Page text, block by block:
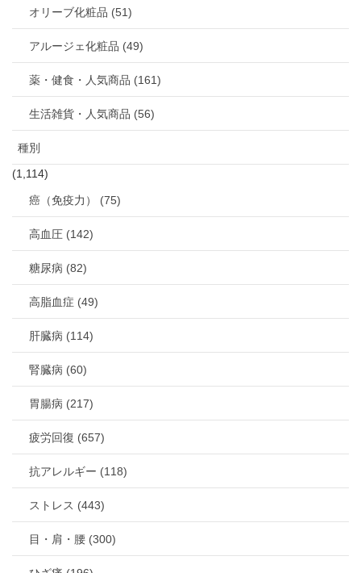
オリーブ化粧品 (51)
アルージェ化粧品 (49)
薬・健食・人気商品 (161)
生活雑貨・人気商品 (56)
種別
(1,114)
癌（免疫力） (75)
高血圧 (142)
糖尿病 (82)
高脂血症 (49)
肝臓病 (114)
腎臓病 (60)
胃腸病 (217)
疲労回復 (657)
抗アレルギー (118)
ストレス (443)
目・肩・腰 (300)